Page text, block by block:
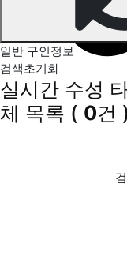
일반 구인정보
검색초기화
실시간 수성
체 목록 ( 0건 )